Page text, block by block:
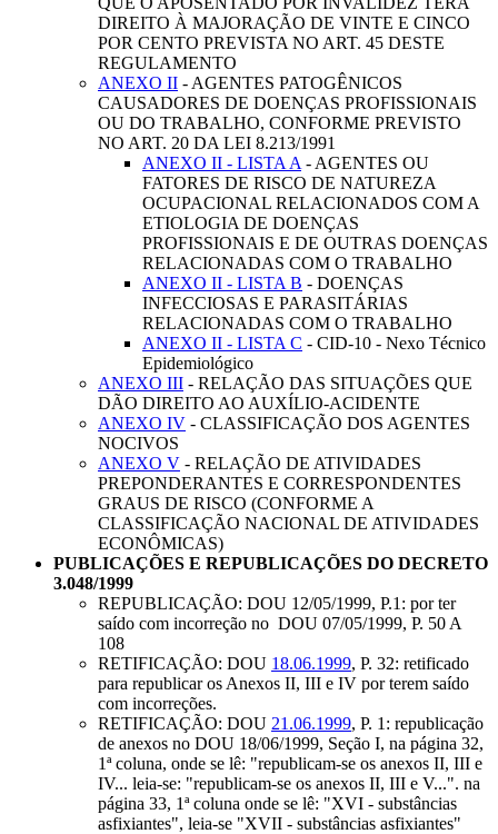
DIREITO À MAJORAÇÃO DE VINTE E CINCO
POR CENTO PREVISTA NO ART. 45 DESTE
REGULAMENTO
ANEXO II - AGENTES PATOGÊNICOS
CAUSADORES DE DOENÇAS PROFISSIONAIS
OU DO TRABALHO, CONFORME PREVISTO
NO ART. 20 DA LEI 8.213/1991
ANEXO II - LISTA A - AGENTES OU
FATORES DE RISCO DE NATUREZA
OCUPACIONAL RELACIONADOS COM A
ETIOLOGIA DE DOENÇAS
PROFISSIONAIS E DE OUTRAS DOENÇAS
RELACIONADAS COM O TRABALHO
ANEXO II - LISTA B - DOENÇAS
INFECCIOSAS E PARASITÁRIAS
RELACIONADAS COM O TRABALHO
ANEXO II - LISTA C - CID-10 - Nexo Técnico
Epidemiológico
ANEXO III - RELAÇÃO DAS SITUAÇÕES QUE
DÃO DIREITO AO AUXÍLIO-ACIDENTE
ANEXO IV - CLASSIFICAÇÃO DOS AGENTES
NOCIVOS
ANEXO V - RELAÇÃO DE ATIVIDADES
PREPONDERANTES E CORRESPONDENTES
GRAUS DE RISCO (CONFORME A
CLASSIFICAÇÃO NACIONAL DE ATIVIDADES
ECONÔMICAS)
PUBLICAÇÕES E REPUBLICAÇÕES DO DECRETO
3.048/1999
REPUBLICAÇÃO: DOU 12/05/1999, P.1: por ter
saído com incorreção no DOU 07/05/1999, P. 50 A
108
RETIFICAÇÃO: DOU 18.06.1999, P. 32: retificado
para republicar os Anexos II, III e IV por terem saído
com incorreções.
RETIFICAÇÃO: DOU 21.06.1999, P. 1: republicação
de anexos no DOU 18/06/1999, Seção I, na página 32,
1ª coluna, onde se lê: "republicam-se os anexos II, III e
IV... leia-se: "republicam-se os anexos II, III e V...". na
página 33, 1ª coluna onde se lê: "XVI - substâncias
asfixiantes", leia-se "XVII - substâncias asfixiantes"